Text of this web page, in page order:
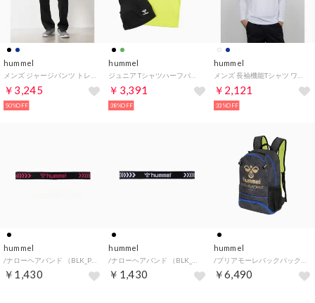
hummel
￥3,245
50%OFF
hummel
￥3,391
38%OFF
hummel
￥2,121
33%OFF
hummel
￥1,430
hummel
￥1,430
hummel
￥6,490